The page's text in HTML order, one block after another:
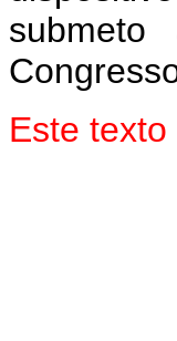
Este